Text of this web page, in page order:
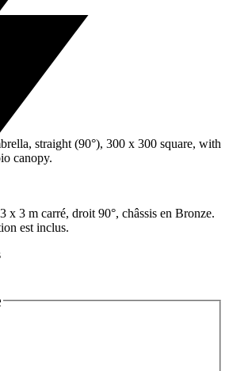
x 3 m carré, droit 90°, châssis en Bronze.
est inclus.